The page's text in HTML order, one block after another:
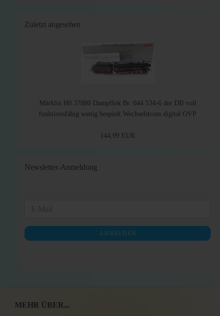
Zuletzt angesehen
Märklin H0 37880 Dampflok Br. 044 534-6 der DB voll
funktionsfähig wenig bespielt Wechselstrom digital OVP
144,99 EUR
Newsletter-Anmeldung
NEWSLETTER-
ANMELDUNG
ANMELDEN
MEHR ÜBER...